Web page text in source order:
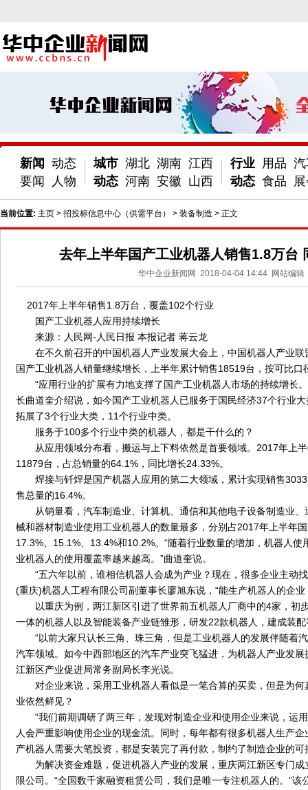
新闻
要闻
动态
人物
城市
动态
湖北 湖南 江西
河南 安徽 山西
行业
动态
用品
食品
当前位置: 主页 > 招投标信息中心（供需平台） > 装备制造 > 正文
去年上半年国产工业机器人销售1.8万台
华中企业新闻网 2018-04-04 14:44 网站编辑
2017年上半年销售1.8万台，覆盖102个行业
国产工业机器人应用持续增长
来源：人民网-人民日报 本报记者 蒋云龙
在不久前召开的中国机器人产业发展大会上，中国机器人产业联
国产工业机器人销量继续增长，上半年累计销售18519台，按可比口
“应用行业的扩展有力地支撑了国产工业机器人市场的持续增长。
长曲道奎介绍说，如今国产工业机器人已服务于国民经济37个行业
拓展了3个行业大类，11个行业中类。
服务于100多个行业中类的机器人，都是干什么的？
从应用领域分布看，搬运与上下料依然是首要领域。2017年上半
11879台，占总销量的64.1%，同比增长24.33%。
焊接与钎焊是国产机器人应用的第二大领域，累计实现销售3033
售总量的16.4%。
从销量看，汽车制造业、计算机、通信和其他电子设备制造业、
械和器材制造业使用工业机器人的数量最多，分别占2017年上半年
17.3%、15.1%、13.4%和10.2%。“随着行业数量的增加，机器人使
业机器人的使用覆盖率越来越高。”曲道奎说。
“五六年以前，谁相信机器人会成为产业？现在，很多企业主动找
(重庆)机器人工程有限公司副董事长廖旭东说，“能生产机器人的企
以重庆为例，两江新区引进了世界前五机器人厂商中的4家，初
一体的机器人以及智能装备产业链雏形，研发22款机器人，建成装
“以前大家只认长三角、珠三角，但是工业机器人的发展伴随着
汽车领域。如今中西部地区的汽车产业突飞猛进，为机器人产业发展
江新区产业促进局常务副局长李光说。
对企业来说，采用工业机器人看似是一笔合算的买卖，但是为何
业依然鲜见？
“我们前期调研了两三年，发现对制造企业和使用企业来说，运
人会严重影响使用企业的现金流。同时，每年都有很多机器人生产
产机器人需要大笔投资，都是安装完了再付款，制约了制造企业的可
为解决资金难题，促进机器人产业的发展，重庆两江新区专门成
限公司。“全国数千家融资租赁公司，我们是唯一专注机器人的。”该